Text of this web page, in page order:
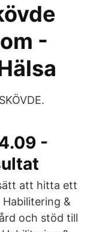
-
-
att hitta ett
&
och stöd till